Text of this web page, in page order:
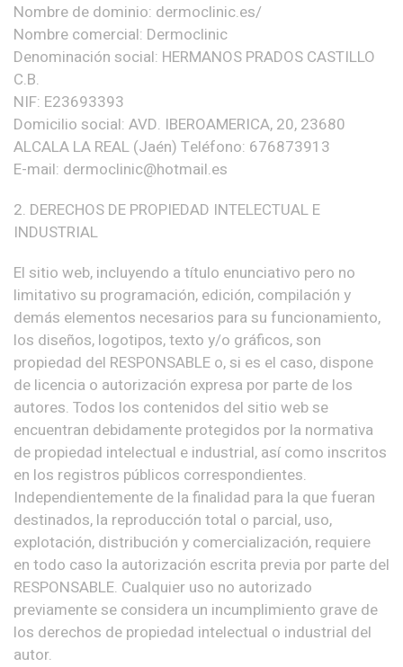
Nombre de dominio: dermoclinic.es/
Nombre comercial: Dermoclinic
Denominación social: HERMANOS PRADOS CASTILLO
C.B.
NIF: E23693393
Domicilio social: AVD. IBEROAMERICA, 20, 23680
ALCALA LA REAL (Jaén) Teléfono: 676873913
E-mail: dermoclinic@hotmail.es
2. DERECHOS DE PROPIEDAD INTELECTUAL E
INDUSTRIAL
El sitio web, incluyendo a título enunciativo pero no
limitativo su programación, edición, compilación y
demás elementos necesarios para su funcionamiento,
los diseños, logotipos, texto y/o gráficos, son
propiedad del RESPONSABLE o, si es el caso, dispone
de licencia o autorización expresa por parte de los
autores. Todos los contenidos del sitio web se
encuentran debidamente protegidos por la normativa
de propiedad intelectual e industrial, así como inscritos
en los registros públicos correspondientes.
Independientemente de la finalidad para la que fueran
destinados, la reproducción total o parcial, uso,
explotación, distribución y comercialización, requiere
en todo caso la autorización escrita previa por parte del
RESPONSABLE. Cualquier uso no autorizado
previamente se considera un incumplimiento grave de
los derechos de propiedad intelectual o industrial del
autor.